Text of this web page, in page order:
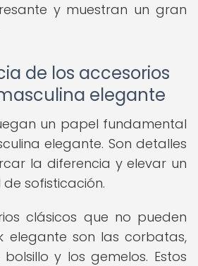
y muestran un gran
de los accesorios
elegante
un papel fundamental
elegante. Son detalles
la diferencia y elevar un
sofisticación.
clásicos que no pueden
elegante son las corbatas,
y los gemelos. Estos